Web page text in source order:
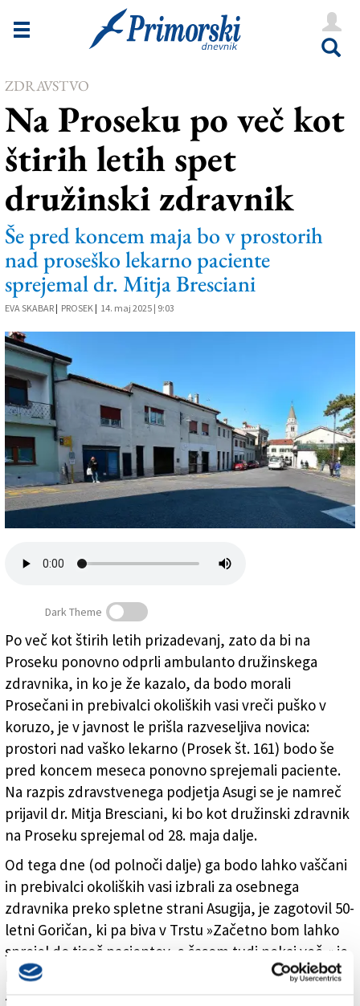
Novice
Goriška
Kultura
Šport
Še
Vreme
V Kioskih
Oglasi
Založnik
Zadruga PD
Naročnine
ZDRAVSTVO
Na Proseku po več kot
štirih letih spet
družinski zdravnik
Še pred koncem maja bo v prostorih
nad proseško lekarno paciente
sprejemal dr. Mitja Bresciani
EVA SKABAR | PROSEK | 14. maj 2025 | 9:03
Prosek (ARHIV)
Dark Theme
Po več kot štirih letih prizadevanj, zato da bi na
Proseku ponovno odprli ambulanto družinskega
zdravnika, in ko je že kazalo, da bodo morali
Prosečani in prebivalci okoliških vasi vreči puško v
koruzo, je v javnost le prišla razveseljiva novica:
prostori nad vaško lekarno (Prosek št. 161) bodo še
pred koncem meseca ponovno sprejemali paciente.
Na razpis zdravstvenega podjetja Asugi se je namreč
prijavil dr. Mitja Bresciani, ki bo kot družinski zdravnik
na Proseku sprejemal od 28. maja dalje.
Od tega dne (od polnoči dalje) ga bodo lahko vaščani
in prebivalci okoliških vasi izbrali za osebnega
zdravnika preko spletne strani Asugija, je zagotovil 50-
letni Goričan, ki pa biva v Trstu »Začetno bom lahko
sprejel do tisoč pacientov, s časom tudi nekaj več,« je
pojasnil. Povedal je, da se je za Prosek odločil, ker si je
želel nekam na Kras in med Slovence.